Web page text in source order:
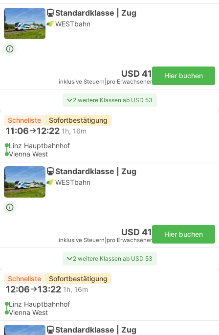
Standardklasse | Zug
WESTbahn
USD 41
inklusive Steuern pro Erwachsener
Hier buchen
2 weitere Klassen ab USD 53
Schnellste Sofortbestätigung
11:06 12:22 1h, 16m
Linz Hauptbahnhof
Vienna West
Standardklasse | Zug
WESTbahn
USD 41
inklusive Steuern pro Erwachsener
Hier buchen
2 weitere Klassen ab USD 53
Schnellste Sofortbestätigung
12:06 13:22 1h, 16m
Linz Hauptbahnhof
Vienna West
Standardklasse | Zug